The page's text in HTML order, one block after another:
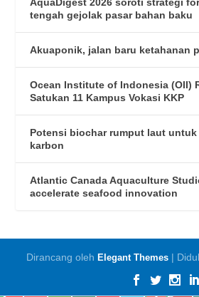
tengah gejolak pasar bahan baku
Akuaponik, jalan baru ketahanan
Ocean Institute of Indonesia (OII)
Satukan 11 Kampus Vokasi KKP
Potensi biochar rumput laut
karbon
Atlantic Canada Aquaculture
accelerate seafood innovation
Dirancang oleh Elegant Themes|